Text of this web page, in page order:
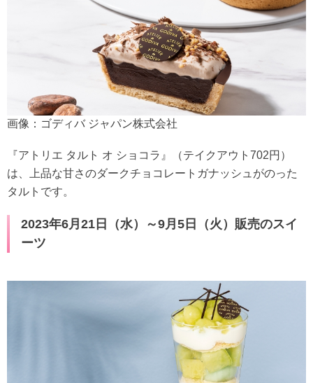
画像：ゴディバ ジャパン株式会社
『アトリエ タルト オ ショコラ』（テイクアウト702円）
は、上品な甘さのダークチョコレートガナッシュがのった
タルトです。
2023年6月21日（水）～9月5日（火）販売のスイ
ーツ